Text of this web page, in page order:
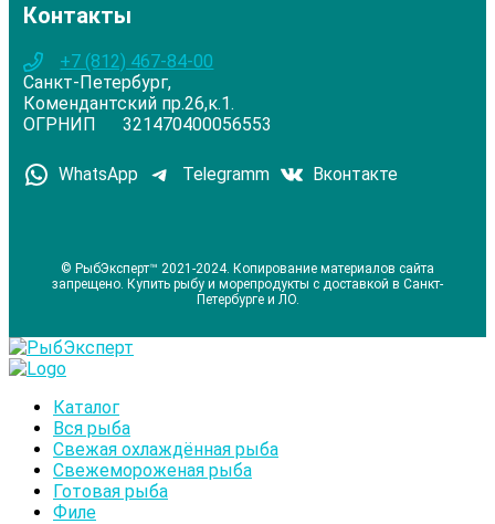
Контакты
+7 (812) 467-84-00
Санкт-Петербург,
Комендантский пр.26,к.1.
ОГРНИП 321470400056553
WhatsApp Telegramm Вконтакте
© РыбЭксперт™ 2021-2024. Копирование материалов сайта
запрещено. Купить рыбу и морепродукты с доставкой в Санкт-
Петербурге и ЛО.
Каталог
Вся рыба
Свежая охлаждённая рыба
Свежемороженая рыба
Готовая рыба
Филе